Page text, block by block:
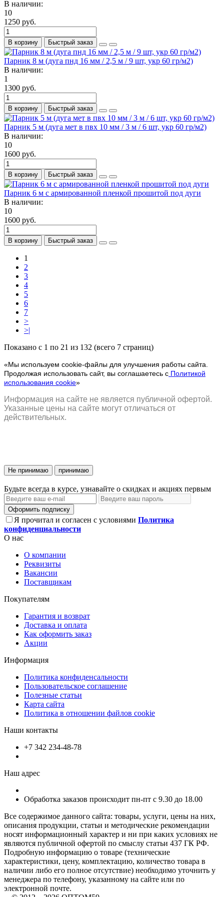
В наличии:
10
1250 руб.
В корзину Быстрый заказ
Парник 8 м (дуга пнд 16 мм / 2,5 м / 9 шт, укр 60 гр/м2)
В наличии:
1
1300 руб.
В корзину Быстрый заказ
Парник 5 м (дуга мет в пвх 10 мм / 3 м / 6 шт, укр 60 гр/м2)
В наличии:
10
1600 руб.
В корзину Быстрый заказ
Парник 6 м с армированной пленкой прошитой под дуги
В наличии:
10
1600 руб.
В корзину Быстрый заказ
1
2
3
4
5
6
7
>
>|
Показано с 1 по 21 из 132 (всего 7 страниц)
«Мы используем cookie-файлы для улучшения работы сайта.
Продолжая использовать сайт, вы соглашаетесь с Политикой
использования cookie»
Информация на сайте не является публичной офертой.
Указанные цены на сайте могут отличаться от
действительных.
Не принимаю принимаю
Будьте всегда в курсе, узнавайте о скидках и акциях первым
Оформить подписку
Я прочитал и согласен с условиями Политика
конфиденциальности
О нас
О компании
Реквизиты
Вакансии
Поставщикам
Покупателям
Гарантия и возврат
Доставка и оплата
Как оформить заказ
Акции
Информация
Политика конфиденсальности
Пользовательское соглашение
Полезные статьи
Карта сайта
Политика в отношении файлов cookie
Наши контакты
+7 342 234-48-78
Наш адрес
Обработка заказов происходит пн-пт с 9.30 до 18.00
Все содержимое данного сайта: товары, услуги, цены на них,
описания продукции, статьи и методические рекомендации
носят информационный характер и ни при каких условиях не
являются публичной офертой по смыслу статьи 437 ГК РФ.
Подробную информацию о товаре (технические
характеристики, цену, комплектацию, количество товара в
наличии либо его полное отсутствие) необходимо уточнить у
менеджера по телефону, указанному на сайте или по
электронной почте.